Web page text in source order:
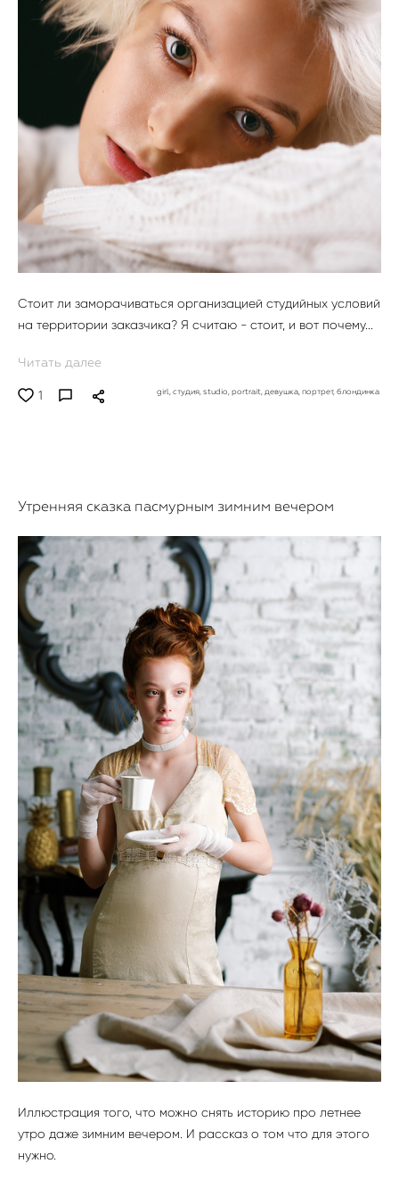
Стоит ли заморачиваться организацией студийных условий
на территории заказчика? Я считаю - стоит, и вот почему...
Читать далее
1 girl, студия, studio, portrait, девушка, портрет, блондинка
Утренняя сказка пасмурным зимним вечером
Иллюстрация того, что можно снять историю про летнее
утро даже зимним вечером. И рассказ о том что для этого
нужно.